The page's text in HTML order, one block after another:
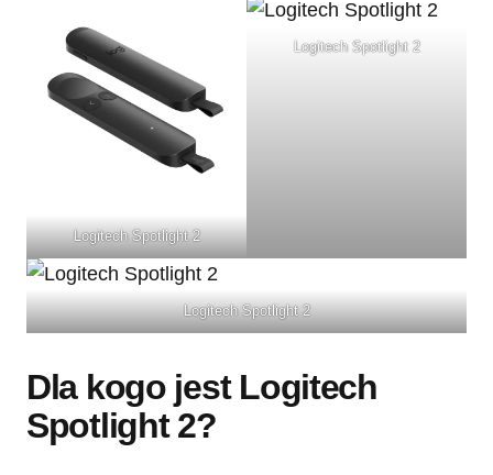
Logitech Spotlight 2
Logitech Spotlight 2
Logitech Spotlight 2
Dla kogo jest Logitech
Spotlight 2?